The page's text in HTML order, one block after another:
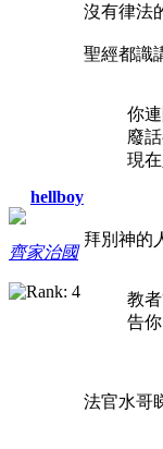
hellboy
齊家治國
沒有律法
聖經都識
你
廢
現
拜別神的
教
告
法官水哥